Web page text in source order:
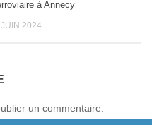
à Annecy
2024
un commentaire.